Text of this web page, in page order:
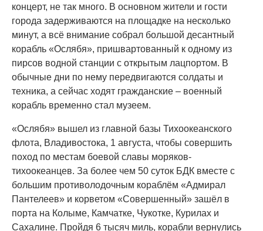
концерт, не так много. В основном жители и гости
города задерживаются на площадке на несколько
минут, а всё внимание собрал большой десантный
корабль «Ослябя», пришвартованный к одному из
пирсов водной станции с открытым лацпортом. В
обычные дни по нему передвигаются солдаты и
техника, а сейчас ходят гражданские – военный
корабль временно стал музеем.
«Ослябя» вышел из главной базы Тихоокеанского
флота, Владивостока, 1 августа, чтобы совершить
поход по местам боевой славы моряков-
тихоокеанцев. За более чем 50 суток БДК вместе с
большим противолодочным кораблём «Адмирал
Пантелеев» и корветом «Совершенный» зашёл в
порта на Колыме, Камчатке, Чукотке, Курилах и
Сахалине. Пройдя 6 тысяч миль, корабли вернулись